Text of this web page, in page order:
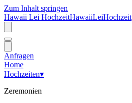
Zum Inhalt springen
Hawaii Lei HochzeitHawaiiLeiHochzeit
Anfragen
Home
Hochzeiten▾
Zeremonien